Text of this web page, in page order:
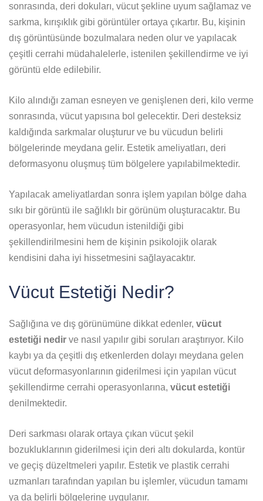
sonrasında, deri dokuları, vücut şekline uyum sağlamaz ve
sarkma, kırışıklık gibi görüntüler ortaya çıkartır. Bu, kişinin
dış görüntüsünde bozulmalara neden olur ve yapılacak
çeşitli cerrahi müdahalelerle, istenilen şekillendirme ve iyi
görüntü elde edilebilir.
Kilo alındığı zaman esneyen ve genişlenen deri, kilo verme
sonrasında, vücut yapısına bol gelecektir. Deri desteksiz
kaldığında sarkmalar oluşturur ve bu vücudun belirli
bölgelerinde meydana gelir. Estetik ameliyatları, deri
deformasyonu oluşmuş tüm bölgelere yapılabilmektedir.
Yapılacak ameliyatlardan sonra işlem yapılan bölge daha
sıkı bir görüntü ile sağlıklı bir görünüm oluşturacaktır. Bu
operasyonlar, hem vücudun istenildiği gibi
şekillendirilmesini hem de kişinin psikolojik olarak
kendisini daha iyi hissetmesini sağlayacaktır.
Vücut Estetiği Nedir?
Sağlığına ve dış görünümüne dikkat edenler, vücut
estetiği nedir ve nasıl yapılır gibi soruları araştırıyor. Kilo
kaybı ya da çeşitli dış etkenlerden dolayı meydana gelen
vücut deformasyonlarının giderilmesi için yapılan vücut
şekillendirme cerrahi operasyonlarına, vücut estetiği
denilmektedir.
Deri sarkması olarak ortaya çıkan vücut şekil
bozukluklarının giderilmesi için deri altı dokularda, kontür
ve geçiş düzeltmeleri yapılır. Estetik ve plastik cerrahi
uzmanları tarafından yapılan bu işlemler, vücudun tamamı
ya da belirli bölgelerine uygulanır.